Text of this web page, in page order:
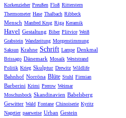
Korkenzieher Preußen Floß Ritterstern
Thermometer Hase Thalbach Ribbeck
Mensch Manfred Krug Riga Keramik
Havel Gestaltung Biber Plitvice Weiß
Grabstein Wandzeitung Morgenstimmung
Saksun Krahne Schrift Lampe Denkmal
Brissago Dänemark Mosaik Weststrand
Politik Krieg Skulptur Drewitz Wildlife
Bahnhof Norröna Blüte Stuhl Firmian
Barberini Krimi Prerow Weimar
Moschusbock Skandinavien Babelsberg
Gewitter Wald Fontane Chinoiserie Kyritz
Nagetier paarweise Urban Gestein